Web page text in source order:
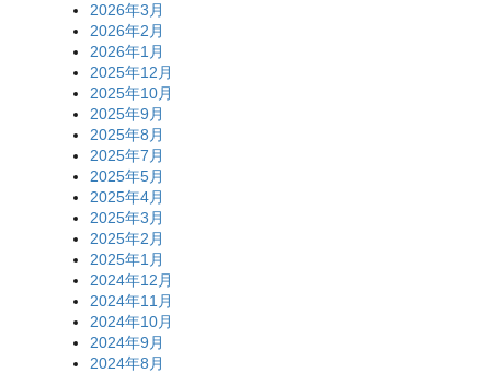
2026年3月
2026年2月
2026年1月
2025年12月
2025年10月
2025年9月
2025年8月
2025年7月
2025年5月
2025年4月
2025年3月
2025年2月
2025年1月
2024年12月
2024年11月
2024年10月
2024年9月
2024年8月